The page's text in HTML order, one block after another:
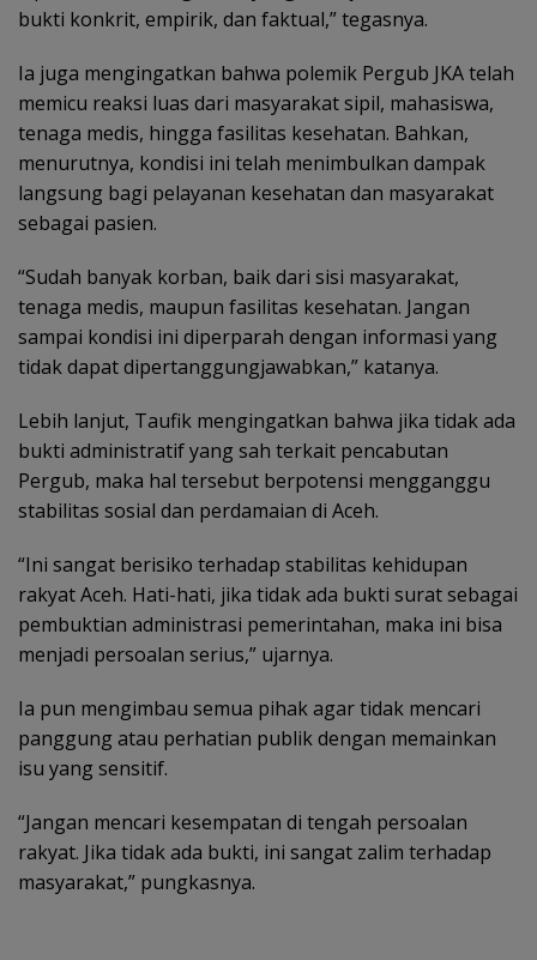
bukti konkrit, empirik, dan faktual,” tegasnya.
Ia juga mengingatkan bahwa polemik Pergub JKA telah
memicu reaksi luas dari masyarakat sipil, mahasiswa,
tenaga medis, hingga fasilitas kesehatan. Bahkan,
menurutnya, kondisi ini telah menimbulkan dampak
langsung bagi pelayanan kesehatan dan masyarakat
sebagai pasien.
“Sudah banyak korban, baik dari sisi masyarakat,
tenaga medis, maupun fasilitas kesehatan. Jangan
sampai kondisi ini diperparah dengan informasi yang
tidak dapat dipertanggungjawabkan,” katanya.
Lebih lanjut, Taufik mengingatkan bahwa jika tidak ada
bukti administratif yang sah terkait pencabutan
Pergub, maka hal tersebut berpotensi mengganggu
stabilitas sosial dan perdamaian di Aceh.
“Ini sangat berisiko terhadap stabilitas kehidupan
rakyat Aceh. Hati-hati, jika tidak ada bukti surat sebagai
pembuktian administrasi pemerintahan, maka ini bisa
menjadi persoalan serius,” ujarnya.
Ia pun mengimbau semua pihak agar tidak mencari
panggung atau perhatian publik dengan memainkan
isu yang sensitif.
“Jangan mencari kesempatan di tengah persoalan
rakyat. Jika tidak ada bukti, ini sangat zalim terhadap
masyarakat,” pungkasnya.